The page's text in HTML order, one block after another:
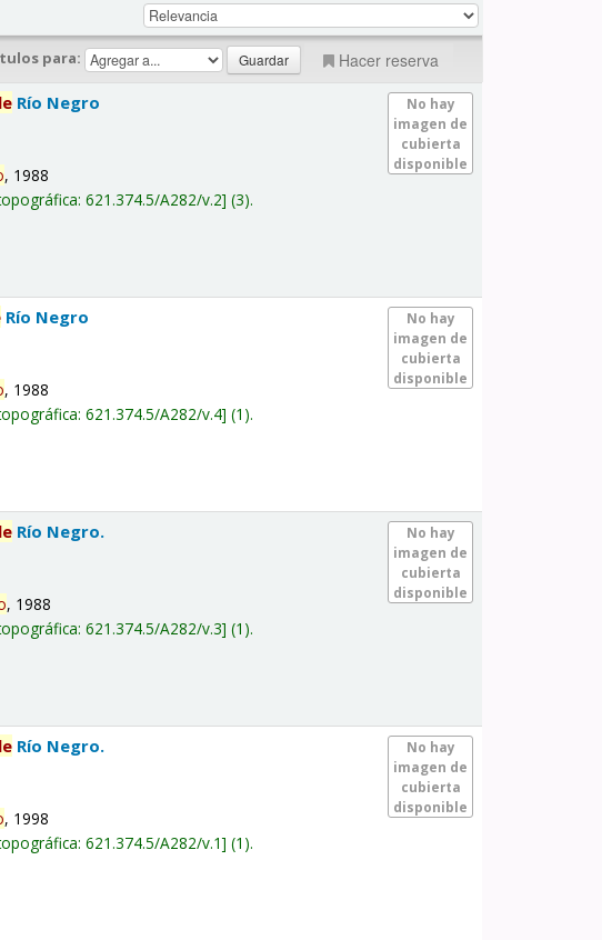
para: Hacer reserva
No hay
imagen de
cubierta
disponible
Río Negro
, 1988
621.374.5/A282/v.2 (3).
No hay
imagen de
cubierta
disponible
Río Negro
, 1988
621.374.5/A282/v.4 (1).
No hay
imagen de
cubierta
disponible
Río Negro.
, 1988
621.374.5/A282/v.3 (1).
No hay
imagen de
cubierta
disponible
Río Negro.
, 1998
621.374.5/A282/v.1 (1).